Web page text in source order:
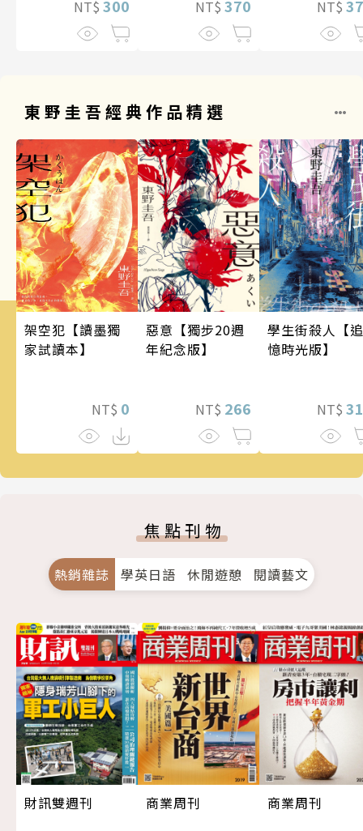
NT$ 300 NT$ 370 NT$
東野圭吾經典作品精選
架空犯【讀墨獨
家試讀本】
NT$ 0
惡意【獨步20週
年紀念版】
NT$ 266
學生街殺人【追
憶時光版】
NT$
焦點刊物
熱銷雜誌 學英日語 休閒遊憩 閱讀藝文
財訊雙週刊
商業周刊
商業周刊